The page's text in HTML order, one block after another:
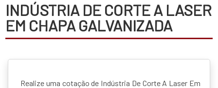
INDÚSTRIA DE CORTE A LASER
EM CHAPA GALVANIZADA
Realize uma cotação de Indústria De Corte A Laser Em